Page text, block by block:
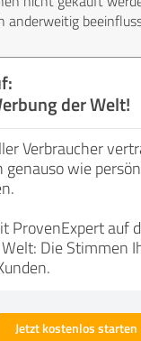
anderweitig
der Welt!
Verbraucher
genauso wie
ProvenExpert auf
Die Stimmen
Jetzt kostenlos starten